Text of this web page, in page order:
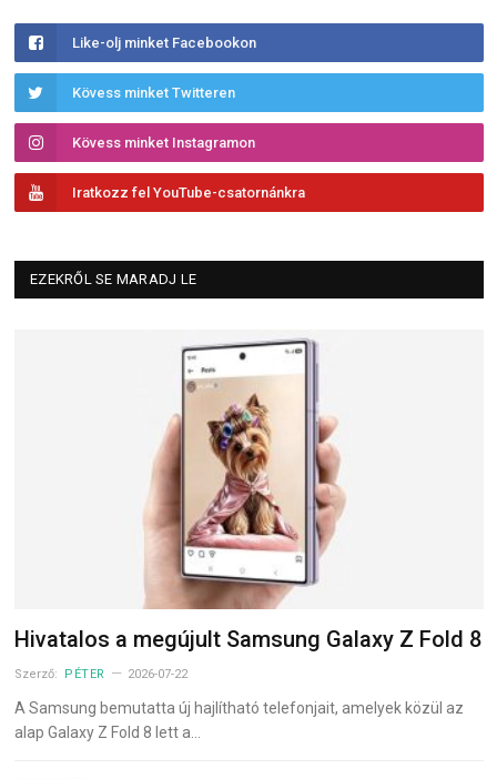
Like-olj minket Facebookon
Kövess minket Twitteren
Kövess minket Instagramon
Iratkozz fel YouTube-csatornánkra
EZEKRŐL SE MARADJ LE
Hivatalos a megújult Samsung Galaxy Z Fold 8
Szerző: PÉTER 2026-07-22
A Samsung bemutatta új hajlítható telefonjait, amelyek közül az
alap Galaxy Z Fold 8 lett a…